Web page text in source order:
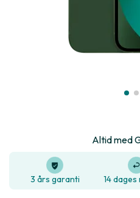
Altid med
3 års garanti 14